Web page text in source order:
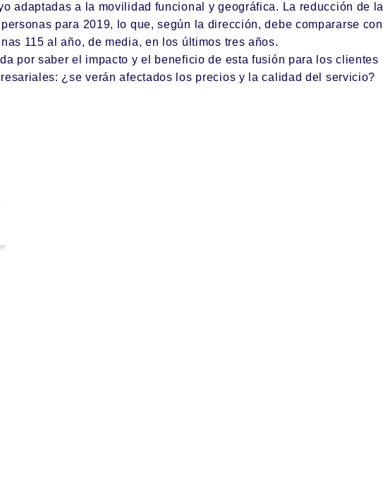
adaptadas a la movilidad funcional y geográfica. La reducción de
para 2019, lo que, según la dirección, debe compararse
115 al año, de media, en los últimos tres años.
por saber el impacto y el beneficio de esta fusión para los
¿se verán afectados los precios y la calidad del servicio?